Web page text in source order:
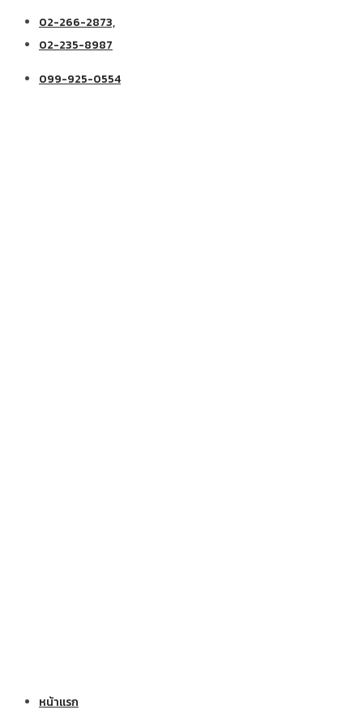
02-266-2873,
02-235-8987
099-925-0554
หน้าแรก